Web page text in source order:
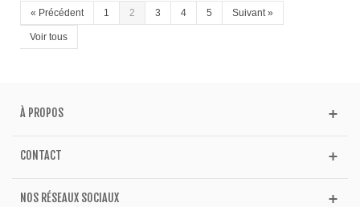
« Précédent 1 2 3 4 5 Suivant»
Voir tous
À PROPOS
CONTACT
NOS RÉSEAUX SOCIAUX